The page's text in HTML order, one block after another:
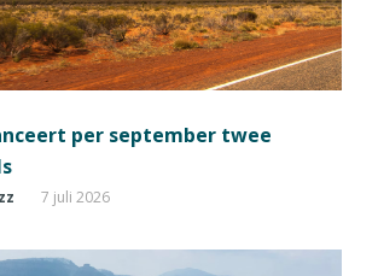
per september twee
7 juli 2026